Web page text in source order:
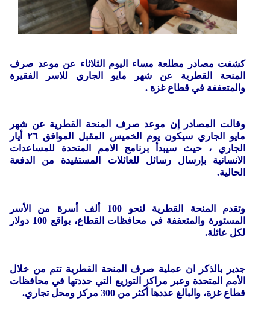
كشفت مصادر مطلعة مساء اليوم الثلاثاء عن موعد صرف
المنحة القطرية عن شهر مايو الجاري للاسر الفقيرة
والمتعففة في قطاع غزة .
وقالت المصادر إن موعد صرف المنحة القطرية عن شهر
مايو الجاري سيكون يوم الخميس المقبل الموافق ٢٦ أيار
الجاري ، حيث سيبدأ برنامج الامم المتحدة للمساعدات
الانسانية بإرسال رسائل للعائلات المستفيدة من الدفعة
الحالية.
وتقدم المنحة القطرية لنحو 100 ألف أسرة من الأسر
المستورة والمتعففة في محافظات القطاع، بواقع 100 دولار
لكل عائلة.
جدير بالذكر ان عملية صرف المنحة القطرية تتم من خلال
الأمم المتحدة وعبر مراكز التوزيع التي حددتها في محافظات
قطاع غزة، والبالغ عددها أكثر من 300 مركز ومحل تجاري.